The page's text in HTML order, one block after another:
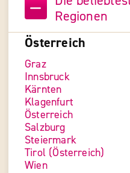
Regionen
Österreich
Graz
Innsbruck
Kärnten
Klagenfurt
Österreich
Salzburg
Steiermark
Tirol (Österreich)
Wien